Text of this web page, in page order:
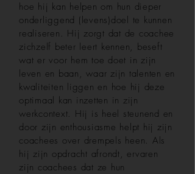
hoe hij kan helpen om hun dieper
onderliggend (levens)doel te kunnen
realiseren. Hij zorgt dat de coachee
zichzelf beter leert kennen, beseft
wat er voor hem toe doet in zijn
leven en baan, waar zijn talenten en
kwaliteiten liggen en hoe hij deze
optimaal kan inzetten in zijn
werkcontext. Hij is heel steunend en
door zijn enthousiasme helpt hij zijn
coachees over drempels heen. Als
hij zijn opdracht afrondt, ervaren
zijn coachees dat ze hun